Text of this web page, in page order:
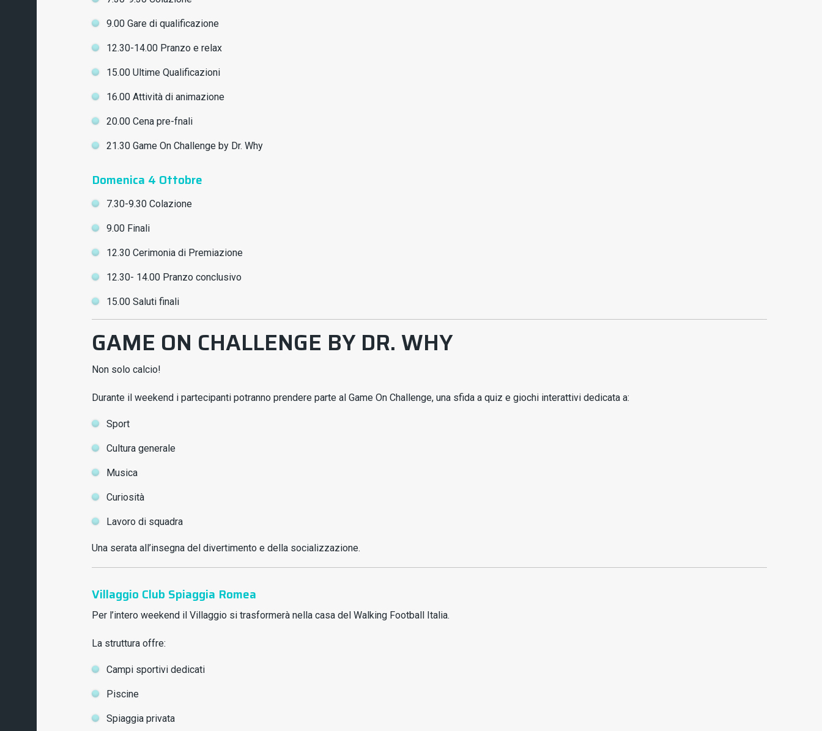
9.00 Gare di qualificazione
12.30-14.00 Pranzo e relax
15.00 Ultime Qualificazioni
16.00 Attività di animazione
20.00 Cena pre-fnali
21.30 Game On Challenge by Dr. Why
Domenica 4 Ottobre
7.30-9.30 Colazione
9.00 Finali
12.30 Cerimonia di Premiazione
12.30- 14.00 Pranzo conclusivo
15.00 Saluti finali
GAME ON CHALLENGE BY DR. WHY
Non solo calcio!
Durante il weekend i partecipanti potranno prendere parte al Game On Challenge, una sfida a quiz e giochi interattivi dedicata a:
Sport
Cultura generale
Musica
Curiosità
Lavoro di squadra
Una serata all’insegna del divertimento e della socializzazione.
Villaggio Club Spiaggia Romea
Per l’intero weekend il Villaggio si trasformerà nella casa del Walking Football Italia.
La struttura offre:
Campi sportivi dedicati
Piscine
Spiaggia privata